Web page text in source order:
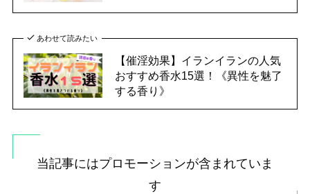
あわせて読みたい
【催淫効果】イランイランの人気
おすすめ香水15選！《異性を魅了
する香り》
当記事にはプロモーションが含まれていま
す